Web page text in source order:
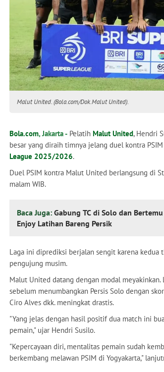
Malut United. (Bola.com/Dok.Malut United).
Bola.com, Jakarta - Pelatih Malut United, Hendri
besar yang diraih timnya jelang duel kontra
League 2025/2026.
Duel PSIM kontra Malut United berlangsung di
malam WIB.
Baca Juga: Gabung TC di Solo dan
Enjoy Latihan Bareng Persik
Laga ini diprediksi berjalan sengit karena kedua
pengujung musim.
Malut United datang dengan modal meyakinkan.
sebelum menumbangkan Persis Solo dengan
Ciro Alves dkk. meningkat drastis.
"Yang jelas dengan hasil positif dua match ini
pemain," ujar Hendri Susilo.
"Kepercayaan diri, mentalitas pemain sudah
berkembang melawan PSIM di Yogyakarta,"